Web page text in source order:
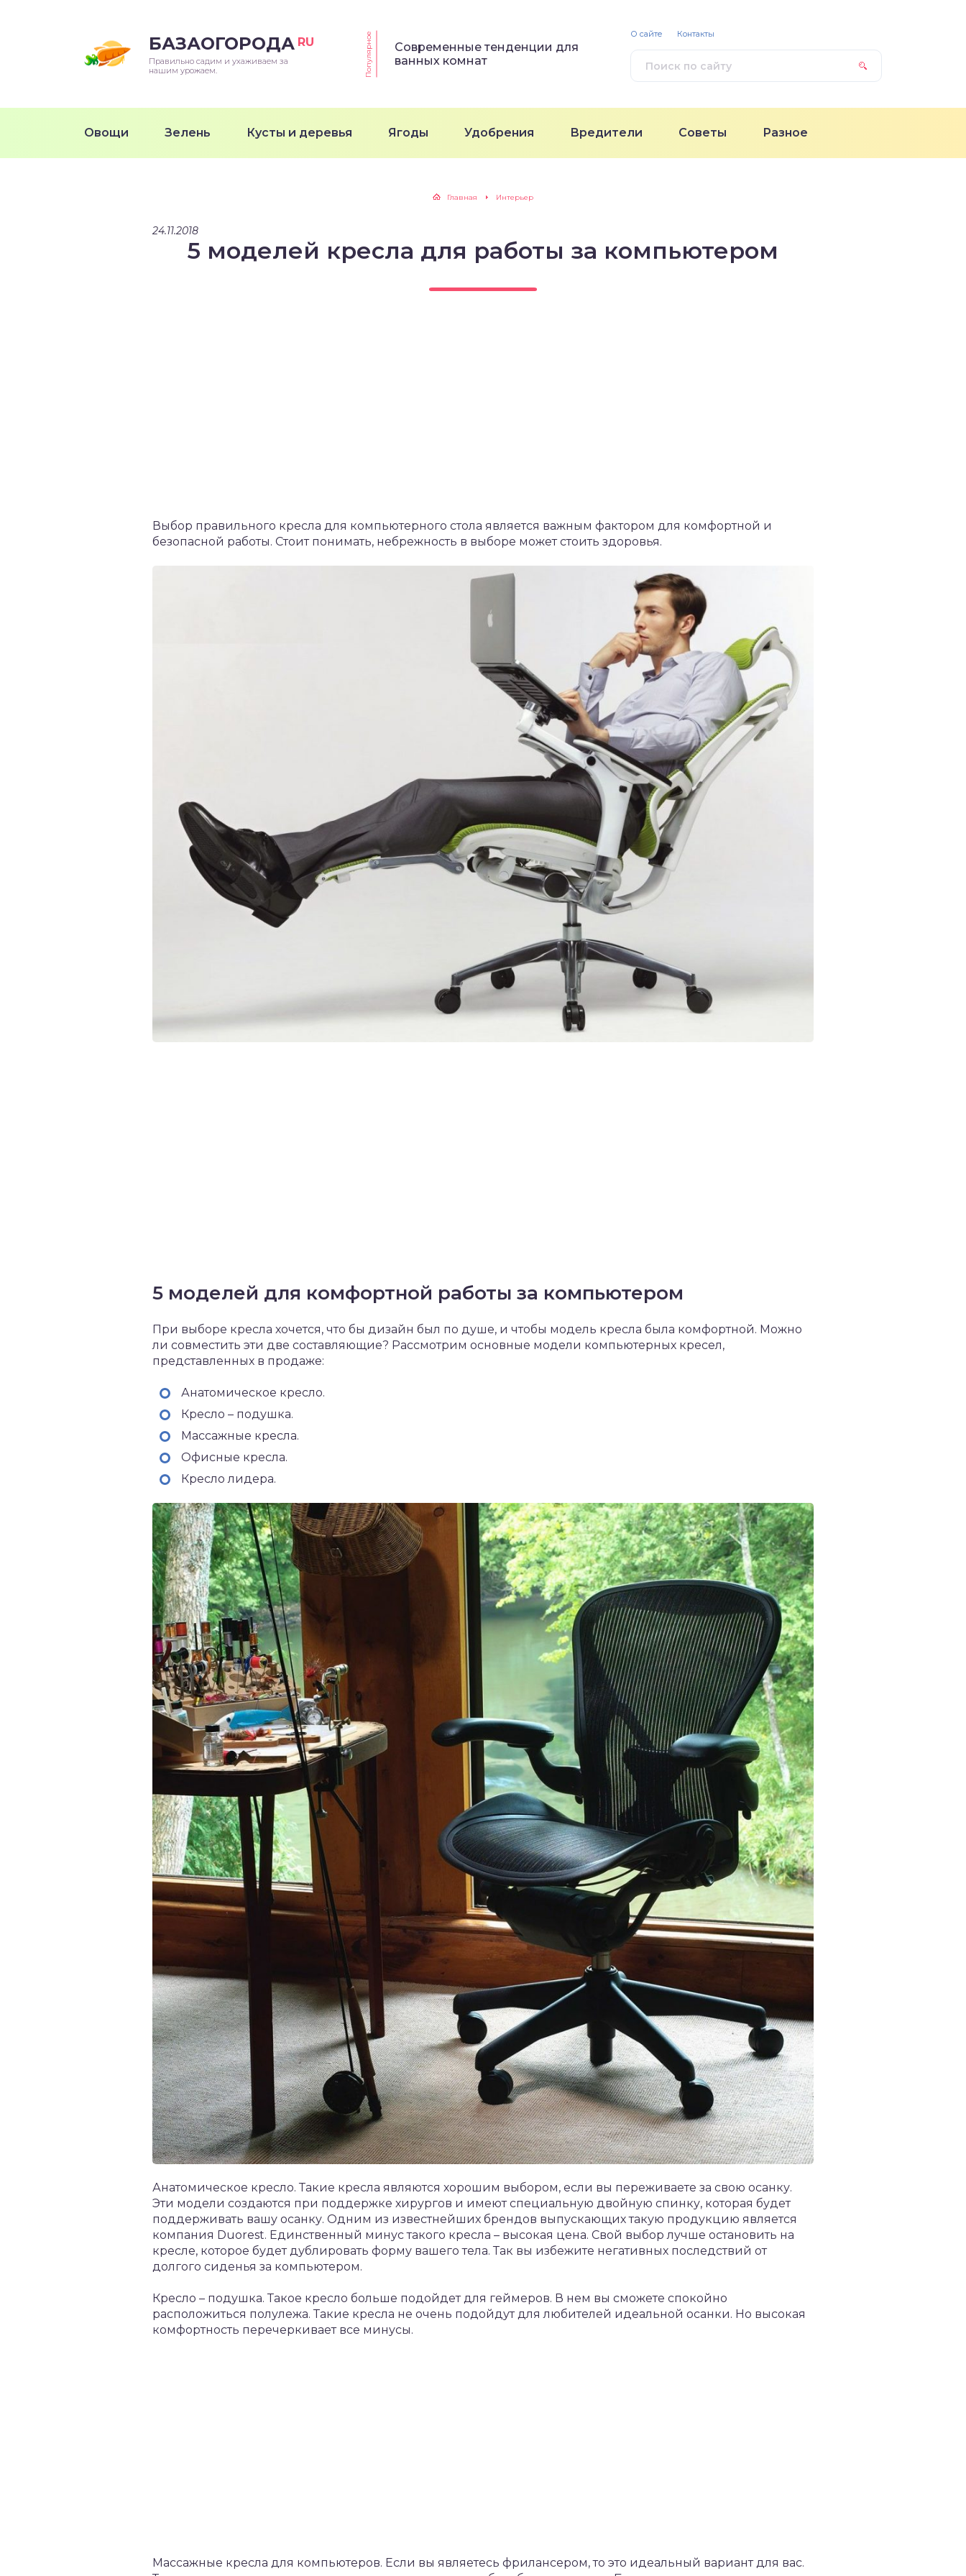
БАЗАОГОРОДА RU
Правильно садим и ухаживаем за
нашим урожаем.
Популярное
Современные тенденции для
ванных комнат
Овощи Зелень Кусты и деревья Ягоды Удобрения Вредители Советы Разное
О сайте Контакты
Главная Интерьер
24.11.2018
5 моделей кресла для работы за компьютером
Выбор правильного кресла для компьютерного стола является важным фактором для комфортной и
безопасной работы. Стоит понимать, небрежность в выборе может стоить здоровья.
5 моделей для комфортной работы за компьютером
При выборе кресла хочется, что бы дизайн был по душе, и чтобы модель кресла была комфортной. Можно
ли совместить эти две составляющие? Рассмотрим основные модели компьютерных кресел,
представленных в продаже:
Анатомическое кресло.
Кресло – подушка.
Массажные кресла.
Офисные кресла.
Кресло лидера.
Анатомическое кресло. Такие кресла являются хорошим выбором, если вы переживаете за свою осанку.
Эти модели создаются при поддержке хирургов и имеют специальную двойную спинку, которая будет
поддерживать вашу осанку. Одним из известнейших брендов выпускающих такую продукцию является
компания Duorest. Единственный минус такого кресла – высокая цена. Свой выбор лучше остановить на
кресле, которое будет дублировать форму вашего тела. Так вы избежите негативных последствий от
долгого сиденья за компьютером.
Кресло – подушка. Такое кресло больше подойдет для геймеров. В нем вы сможете спокойно
расположиться полулежа. Такие кресла не очень подойдут для любителей идеальной осанки. Но высокая
комфортность перечеркивает все минусы.
Массажные кресла для компьютеров. Если вы являетесь фрилансером, то это идеальный вариант для вас.